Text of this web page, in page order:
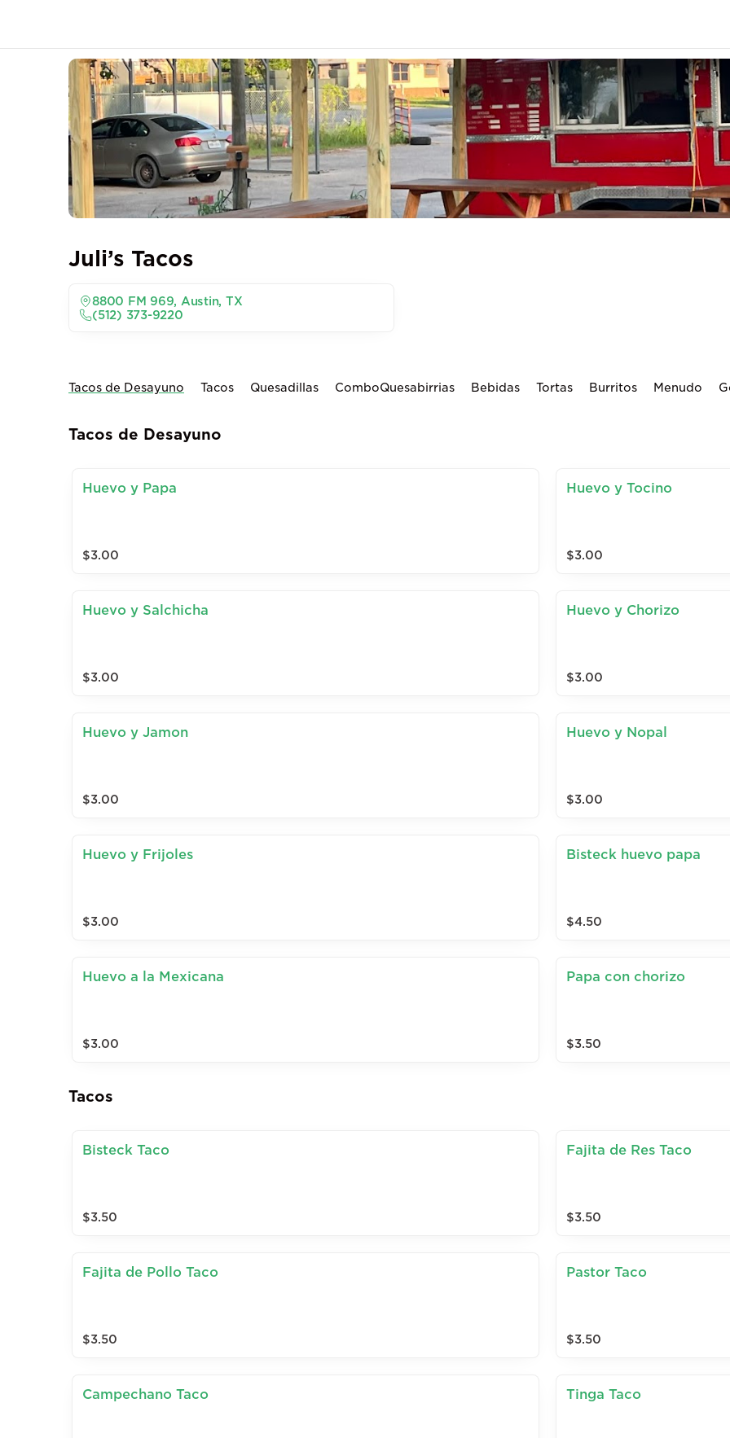
Juli’s Tacos
8800 FM 969, Austin, TX
(512) 373-9220
Tacos de Desayuno Tacos Quesadillas ComboQuesabirrias Bebidas Tortas Burritos Menudo
Tacos de Desayuno
Huevo y Papa
$3.00
Huevo y Tocino
$3.00
Huevo y Salchicha
$3.00
Huevo y Chorizo
$3.00
Huevo y Jamon
$3.00
Huevo y Nopal
$3.00
Huevo y Frijoles
$3.00
Bisteck huevo papa
$4.50
Huevo a la Mexicana
$3.00
Papa con chorizo
$3.50
Tacos
Bisteck Taco
$3.50
Fajita de Res Taco
$3.50
Fajita de Pollo Taco
$3.50
Pastor Taco
$3.50
Campechano Taco Tinga Taco